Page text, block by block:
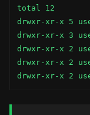
total 12
drwxr-xr-x 5
drwxr-xr-x 3
drwxr-xr-x 2
drwxr-xr-x 2
drwxr-xr-x 2